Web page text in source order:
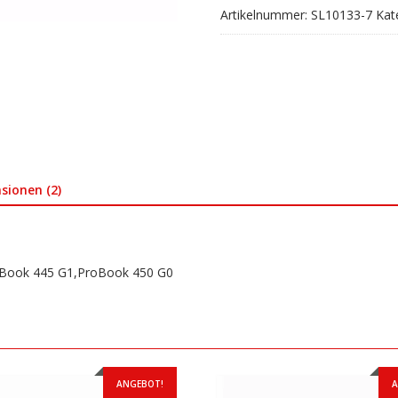
G1,ProBook
450
Artikelnummer: SL10133-7
(2)
445 G1,ProBook 450 G0
ANGEBOT!